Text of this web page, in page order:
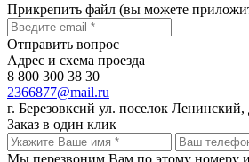
Прикрепить файл (вы можете
Отправить вопрос
Адрес и схема проезда
8 800 300 38 30
2366877@mail.ru
г. Березовксий ул. поселок Ленинский,
Заказ в один клик